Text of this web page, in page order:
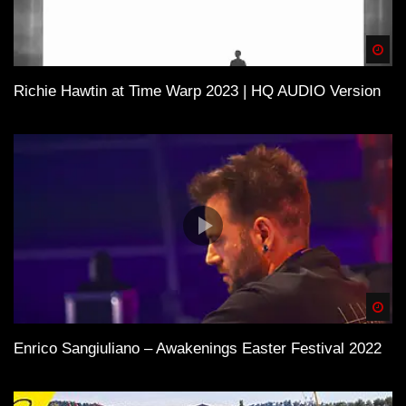
Richie Hawtin at Time Warp 2023 | HQ AUDIO Version
Enrico Sangiuliano – Awakenings Easter Festival 2022